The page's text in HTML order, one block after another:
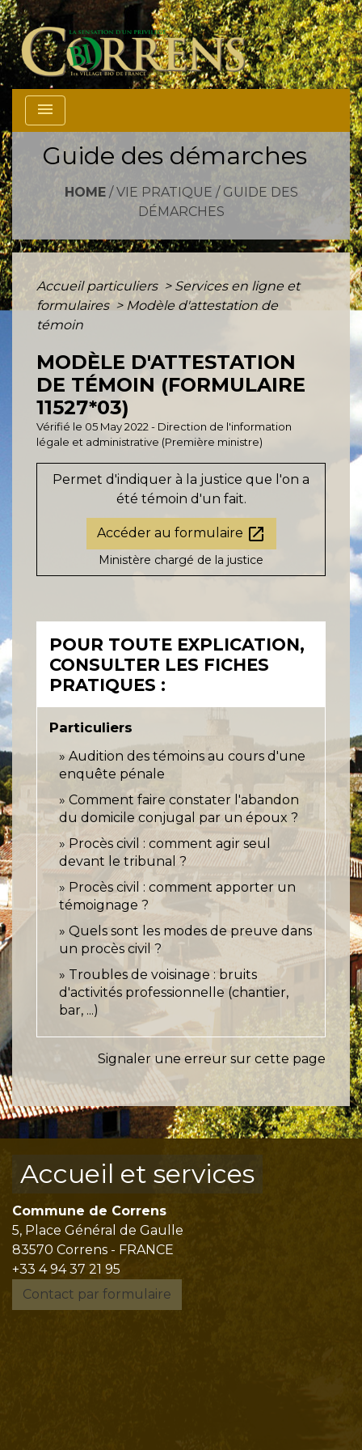
menu
Guide des démarches
HOME/ VIE PRATIQUE / GUIDE DES
DÉMARCHES
Accueil particuliers > Services en ligne et
formulaires > Modèle d'attestation de
témoin
MODÈLE D'ATTESTATION
DE TÉMOIN (FORMULAIRE
11527*03)
Vérifié le 05 May 2022 - Direction de l'information
légale et administrative (Première ministre)
Permet d'indiquer à la justice que l'on a
été témoin d'un fait.
Accéder au formulaire open_in_new
Ministère chargé de la justice
POUR TOUTE EXPLICATION,
CONSULTER LES FICHES
PRATIQUES :
Particuliers
Audition des témoins au cours d'une
enquête pénale
Comment faire constater l'abandon
du domicile conjugal par un époux ?
Procès civil : comment agir seul
devant le tribunal ?
Procès civil : comment apporter un
témoignage ?
Quels sont les modes de preuve dans
un procès civil ?
Troubles de voisinage : bruits
d'activités professionnelle (chantier,
bar, ...)
Signaler une erreur sur cette page
Accueil et services
Commune de Correns
5, Place Général de Gaulle
83570 Correns - FRANCE
+33 4 94 37 21 95
Contact par formulaire